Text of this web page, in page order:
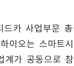
드카 사업부
오는 스마트
계가 공동으로